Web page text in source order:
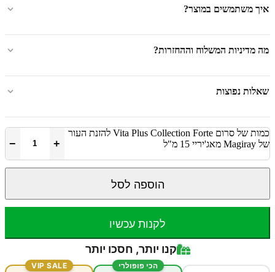
איך משתמשים במוצר?
מה מדיניות המשלוח וההחזרות?
שאלות נפוצות
כמות של סרום Vita Plus Collection Forte להזנת העור
של Magiray מאג'יריי 15 מ"ל
+
−
הוספה לסל
לקנות עכשיו
קנו יותר, חסכו יותר
הכי פופולרי VIP SALE